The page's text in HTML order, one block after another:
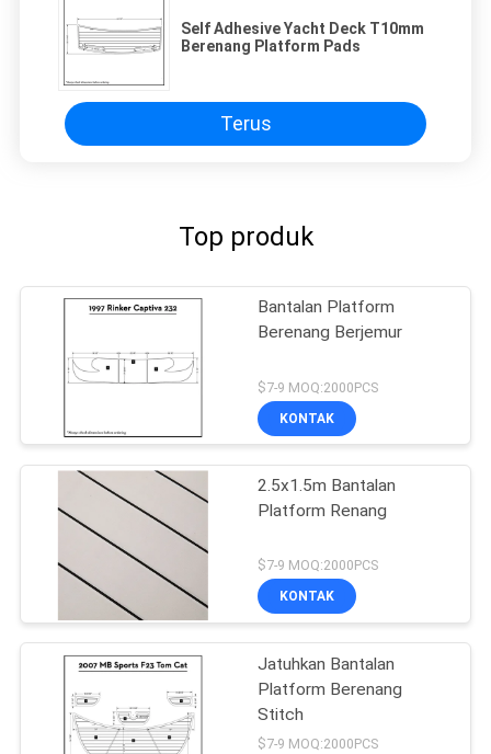
Self Adhesive Yacht Deck T10mm
Berenang Platform Pads
Terus
Top produk
Bantalan Platform
Berenang Berjemur
$7-9 MOQ:2000PCS
KONTAK
2.5x1.5m Bantalan
Platform Renang
$7-9 MOQ:2000PCS
KONTAK
Jatuhkan Bantalan
Platform Berenang
Stitch
$7-9 MOQ:2000PCS